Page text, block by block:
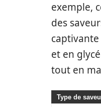
exemple,
des
et en
tout en
Type de